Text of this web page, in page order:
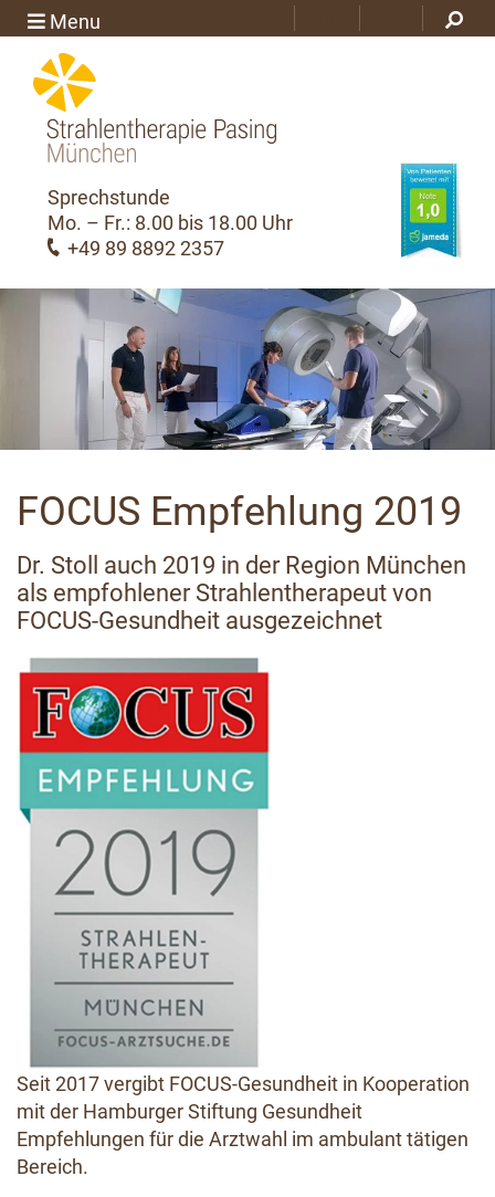
Menu
Sprechstunde
Mo. – Fr.: 8.00 bis 18.00 Uhr
+49 89 8892 2357
FOCUS Empfehlung 2019
Dr. Stoll auch 2019 in der Region München
als empfohlener Strahlentherapeut von
FOCUS-Gesundheit ausgezeichnet
Seit 2017 vergibt FOCUS-Gesundheit in Kooperation
mit der Hamburger Stiftung Gesundheit
Empfehlungen für die Arztwahl im ambulant tätigen
Bereich.